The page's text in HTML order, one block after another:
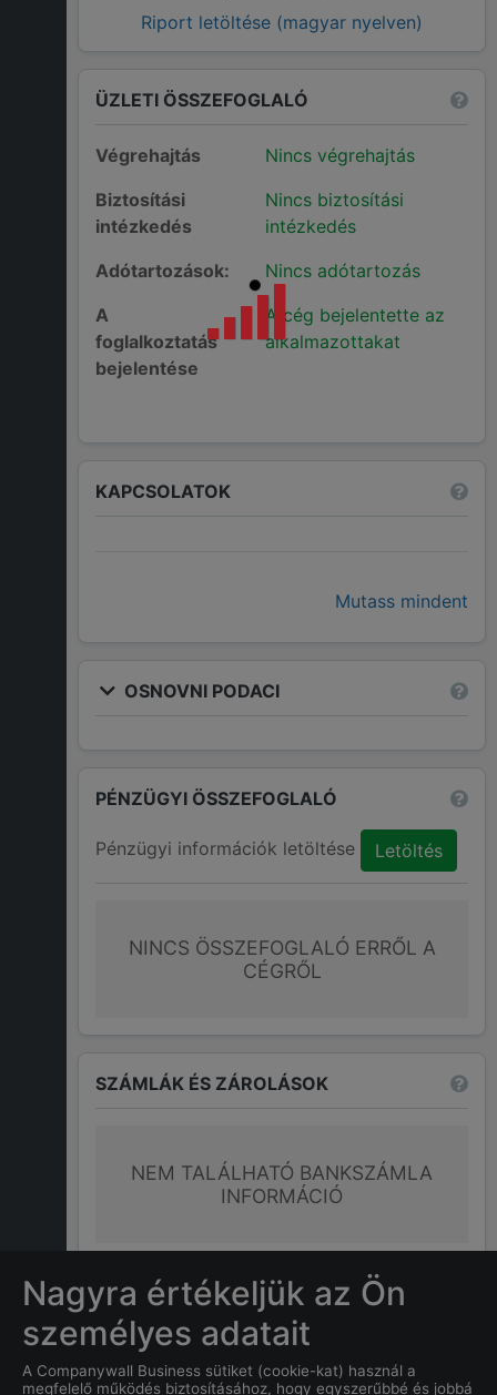
Riport letöltése (magyar nyelven)
ÜZLETI ÖSSZEFOGLALÓ
Végrehajtás
Nincs végrehajtás
Biztosítási
intézkedés
Nincs biztosítási
intézkedés
Adótartozások:
Nincs adótartozás
A
foglalkoztatás
bejelentése
A cég bejelentette az
alkalmazottakat
KAPCSOLATOK
Mutass mindent
OSNOVNI PODACI
PÉNZÜGYI ÖSSZEFOGLALÓ
Pénzügyi információk letöltése Letöltés
NINCS ÖSSZEFOGLALÓ ERRŐL A
CÉGRŐL
SZÁMLÁK ÉS ZÁROLÁSOK
NEM TALÁLHATÓ BANKSZÁMLA
INFORMÁCIÓ
GYAKRAN ISMÉTELT KÉRDÉSEK
Nagyra értékeljük az Ön
személyes adatait
A Companywall Business sütiket (cookie-kat) használ a
megfelelő működés biztosításához, hogy egyszerűbbé és jobbá